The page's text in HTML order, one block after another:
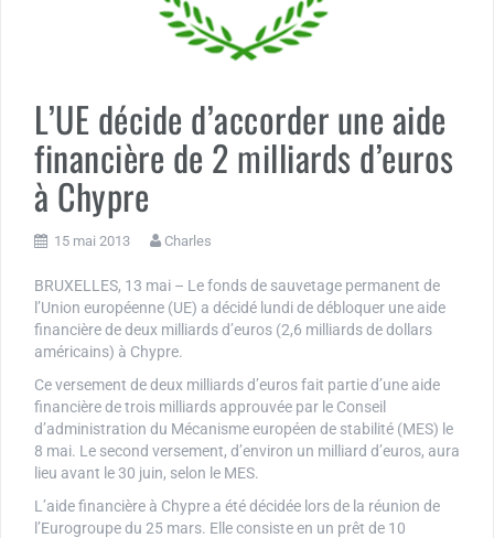
L’UE décide d’accorder une aide
financière de 2 milliards d’euros
à Chypre
15 mai 2013 Charles
BRUXELLES, 13 mai – Le fonds de sauvetage permanent de
l’Union européenne (UE) a décidé lundi de débloquer une aide
financière de deux milliards d’euros (2,6 milliards de dollars
américains) à Chypre.
Ce versement de deux milliards d’euros fait partie d’une aide
financière de trois milliards approuvée par le Conseil
d’administration du Mécanisme européen de stabilité (MES) le
8 mai. Le second versement, d’environ un milliard d’euros, aura
lieu avant le 30 juin, selon le MES.
L’aide financière à Chypre a été décidée lors de la réunion de
l’Eurogroupe du 25 mars. Elle consiste en un prêt de 10